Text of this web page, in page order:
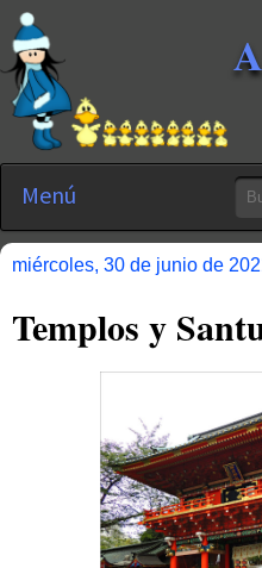
Menú
miércoles, 30 de junio de
Templos y